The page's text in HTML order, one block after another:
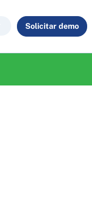
Solicitar demo